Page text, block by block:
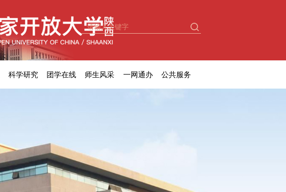
科学研究 团学在线 师生风采 一网通办 公共服务